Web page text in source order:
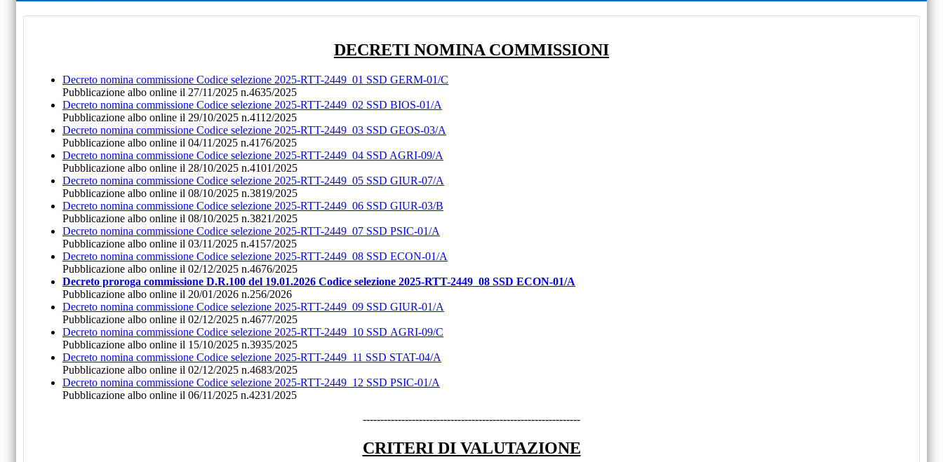
DECRETI NOMINA COMMISSIONI
Decreto nomina commissione Codice selezione 2025-RTT-2449_01 SSD GERM-01/C
Pubblicazione albo online il 27/11/2025 n.4635/2025
Decreto nomina commissione Codice selezione 2025-RTT-2449_02 SSD BIOS-01/A
Pubblicazione albo online il 29/10/2025 n.4112/2025
Decreto nomina commissione Codice selezione 2025-RTT-2449_03 SSD GEOS-03/A
Pubblicazione albo online il 04/11/2025 n.4176/2025
Decreto nomina commissione Codice selezione 2025-RTT-2449_04 SSD AGRI-09/A
Pubblicazione albo online il 28/10/2025 n.4101/2025
Decreto nomina commissione Codice selezione 2025-RTT-2449_05 SSD GIUR-07/A
Pubblicazione albo online il 08/10/2025 n.3819/2025
Decreto nomina commissione Codice selezione 2025-RTT-2449_06 SSD GIUR-03/B
Pubblicazione albo online il 08/10/2025 n.3821/2025
Decreto nomina commissione Codice selezione 2025-RTT-2449_07 SSD PSIC-01/A
Pubblicazione albo online il 03/11/2025 n.4157/2025
Decreto nomina commissione Codice selezione 2025-RTT-2449_08 SSD ECON-01/A
Pubblicazione albo online il 02/12/2025 n.4676/2025
Decreto proroga commissione D.R.100 del 19.01.2026 Codice selezione 2025-RTT-2449_08 SSD ECON-01/A
Pubblicazione albo online il 20/01/2026 n.256/2026
Decreto nomina commissione Codice selezione 2025-RTT-2449_09 SSD GIUR-01/A
Pubblicazione albo online il 02/12/2025 n.4677/2025
Decreto nomina commissione Codice selezione 2025-RTT-2449_10 SSD AGRI-09/C
Pubblicazione albo online il 15/10/2025 n.3935/2025
Decreto nomina commissione Codice selezione 2025-RTT-2449_11 SSD STAT-04/A
Pubblicazione albo online il 02/12/2025 n.4683/2025
Decreto nomina commissione Codice selezione 2025-RTT-2449_12 SSD PSIC-01/A
Pubblicazione albo online il 06/11/2025 n.4231/2025
--------------------------------------------------------------
CRITERI DI VALUTAZIONE